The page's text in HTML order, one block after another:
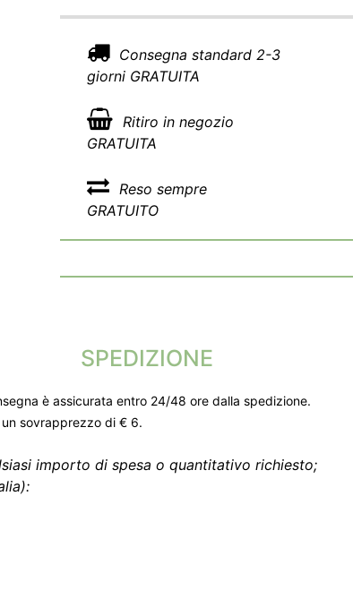
Consegna standard 2-3
giorni GRATUITA
Ritiro in negozio
GRATUITA
Reso sempre
GRATUITO
SPEDIZIONE
è assicurata entro 24/48 ore dalla spedizione.
sovrapprezzo di € 6.
importo di spesa o quantitativo richiesto;